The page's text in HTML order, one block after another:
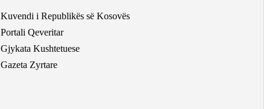
Kuvendi i Republikës së Kosovës
Portali Qeveritar
Gjykata Kushtetuese
Gazeta Zyrtare